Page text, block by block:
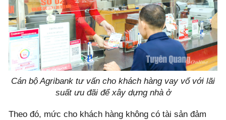
Cán bộ Agribank tư vấn cho khách hàng vay vố với lãi
suất ưu đãi để xây dựng nhà ở
Theo đó, mức cho khách hàng không có tài sản đảm